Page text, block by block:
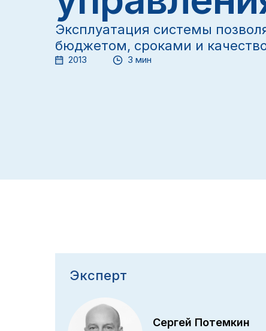
Эксплуатация системы
бюджетом, сроками и
2013 3 мин
Эксперт
Сергей Потемкин